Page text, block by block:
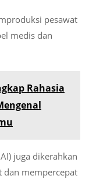
pesawat
medis dan
Rahasia
juga dikerahkan
dan mempercepat